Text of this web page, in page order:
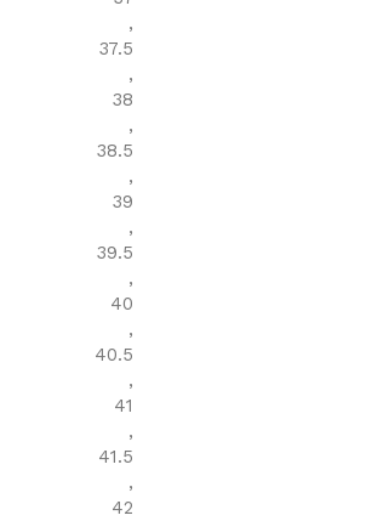
,
37.5
,
38
,
38.5
,
39
,
39.5
,
40
,
40.5
,
41
,
41.5
,
42